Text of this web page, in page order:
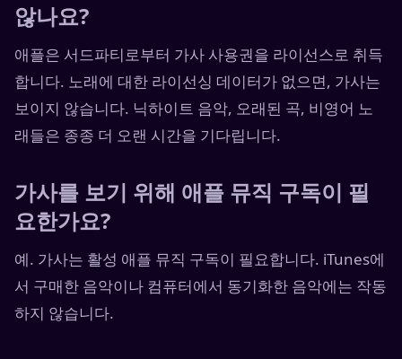
않나요?
애플은 서드파티로부터 가사 사용권을 라이선스로 취득
합니다. 노래에 대한 라이선싱 데이터가 없으면, 가사는
보이지 않습니다. 닉하이트 음악, 오래된 곡, 비영어 노
래들은 종종 더 오랜 시간을 기다립니다.
가사를 보기 위해 애플 뮤직 구독이 필
요한가요?
예. 가사는 활성 애플 뮤직 구독이 필요합니다. iTunes에
서 구매한 음악이나 컴퓨터에서 동기화한 음악에는 작동
하지 않습니다.